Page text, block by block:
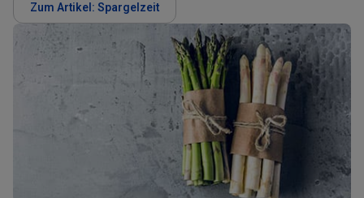
Zum Artikel: Spargelzeit